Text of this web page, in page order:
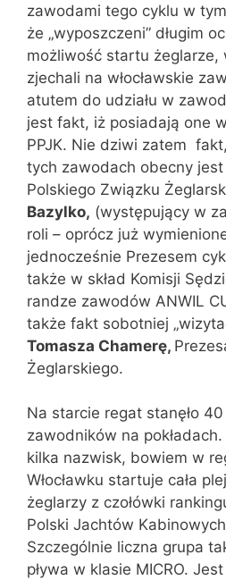
zawodami tego cyklu w
że „wyposzczeni” długim
możliwość startu żeglarze,
zjechali na włocławskie
atutem do udziału w
jest fakt, iż posiadają one
PPJK. Nie dziwi zatem
tych zawodach obecny jest
Polskiego Związku
Bazylko, (występujący w
roli – oprócz już
jednocześnie Prezesem
także w skład Komisji
randze zawodów ANWIL
także fakt sobotniej
Tomasza Chamerę,
Żeglarskiego.
Na starcie regat stanęło
zawodników na
kilka nazwisk, bowiem w
Włocławku startuje cała
żeglarzy z czołówki
Polski Jachtów
Szczególnie liczna grupa
pływa w klasie MICRO.